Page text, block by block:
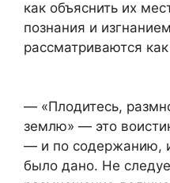
как объяснить их
познания и
рассматриваются
— «Плодитесь,
землю» — это
— и по содержанию,
было дано. Не